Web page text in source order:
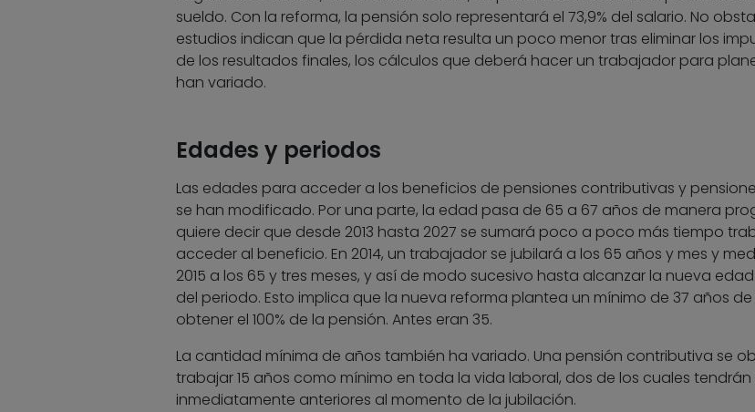
sueldo. Con la reforma, la pensión solo representará el 73,9% del salario. No
estudios indican que la pérdida neta resulta un poco menor tras eliminar los
de los resultados finales, los cálculos que deberá hacer un trabajador para
han variado.
Edades y periodos
Las edades para acceder a los beneficios de pensiones contributivas y
se han modificado. Por una parte, la edad pasa de 65 a 67 años de manera
quiere decir que desde 2013 hasta 2027 se sumará poco a poco más tiempo
acceder al beneficio. En 2014, un trabajador se jubilará a los 65 años y mes y
2015 a los 65 y tres meses, y así de modo sucesivo hasta alcanzar la nueva
del periodo. Esto implica que la nueva reforma plantea un mínimo de 37 años
obtener el 100% de la pensión. Antes eran 35.
La cantidad mínima de años también ha variado. Una pensión contributiva se
trabajar 15 años como mínimo en toda la vida laboral, dos de los cuales tendrán
inmediatamente anteriores al momento de la jubilación.